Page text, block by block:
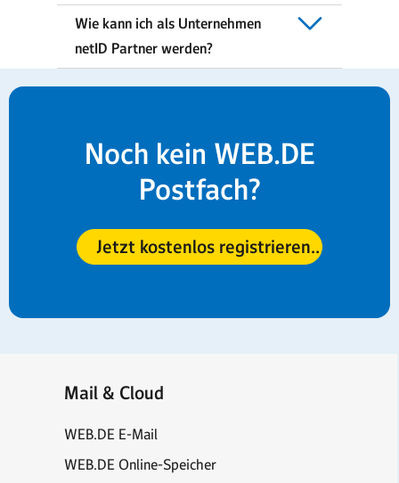
Wie kann ich als Unternehmen
netID Partner werden?
Noch kein WEB.DE
Postfach?
Jetzt kostenlos registrieren
Mail & Cloud
WEB.DE E-Mail
WEB.DE Online-Speicher